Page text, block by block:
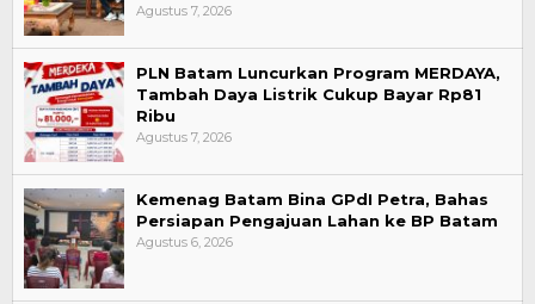
Agustus 7, 2026
PLN Batam Luncurkan Program MERDAYA,
Tambah Daya Listrik Cukup Bayar Rp81
Ribu
Agustus 7, 2026
Kemenag Batam Bina GPdI Petra, Bahas
Persiapan Pengajuan Lahan ke BP Batam
Agustus 6, 2026